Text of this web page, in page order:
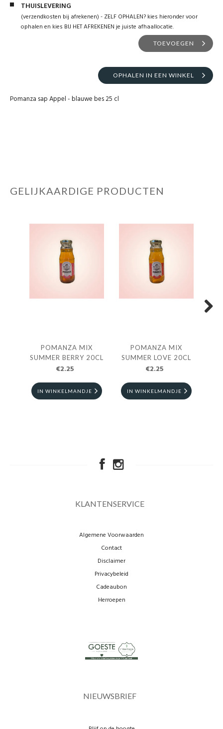
THUISLEVERING
(verzendkosten bij afrekenen) - ZELF OPHALEN? kies hieronder voor
ophalen en kies BIJ HET AFREKENEN je juiste afhaallocatie.
TOEVOEGEN
OPHALEN IN EEN WINKEL
Pomanza sap Appel - blauwe bes 25 cl
GELIJKAARDIGE PRODUCTEN
POMANZA MIX
SUMMER BERRY 20CL
€2.25
IN WINKELMANDJE
POMANZA MIX
SUMMER LOVE 20CL
€2.25
IN WINKELMANDJE
KLANTENSERVICE
Algemene Voorwaarden
Contact
Disclaimer
Privacybeleid
Cadeaubon
Herroepen
NIEUWSBRIEF